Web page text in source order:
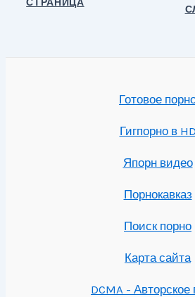
СТРАНИЦА
Готовое
Гигпорно в HD
Япорн видео
Порнокавказ
Поиск порно
Карта сайта
DCMA - Авторское